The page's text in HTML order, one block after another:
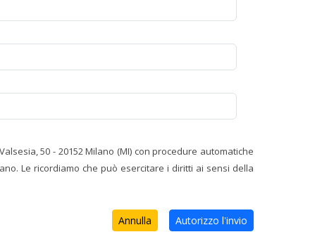
50 - 20152 Milano (MI) con procedure automatiche
Le ricordiamo che può esercitare i diritti ai sensi della
Annulla Autorizzo l'invio